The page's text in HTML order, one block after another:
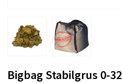
Bigbag Stabilgrus 0-32